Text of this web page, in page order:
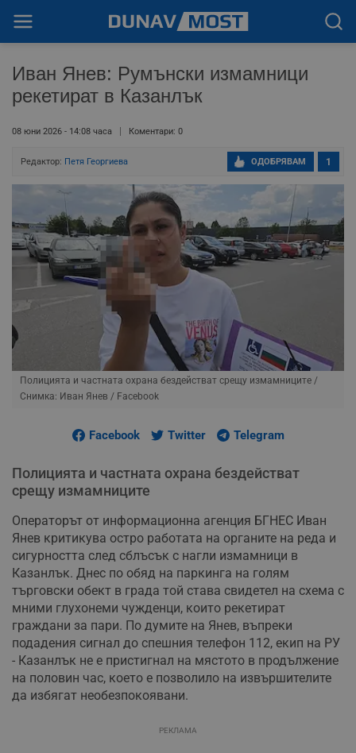
Иван Янев: Румънски измамници
рекетират в Казанлък
08 юни 2026 - 14:08 часа Коментари: 0
Редактор: Петя Георгиева 1
ОДОБРЯВАМ
Полицията и частната охрана бездействат срещу измамниците /
Снимка: Иван Янев / Facebook
Facebook Twitter Telegram
Полицията и частната охрана бездействат
срещу измамниците
Операторът от информационна агенция БГНЕС Иван
Янев критикува остро работата на органите на реда и
сигурността след сблъсък с нагли измамници в
Казанлък. Днес по обяд на паркинга на голям
търговски обект в града той става свидетел на схема с
мними глухонеми чужденци, които рекетират
граждани за пари. По думите на Янев, въпреки
подадения сигнал до спешния телефон 112, екип на РУ
- Казанлък не е пристигнал на мястото в продължение
на половин час, което е позволило на извършителите
да избягат необезпокоявани.
РЕКЛАМА